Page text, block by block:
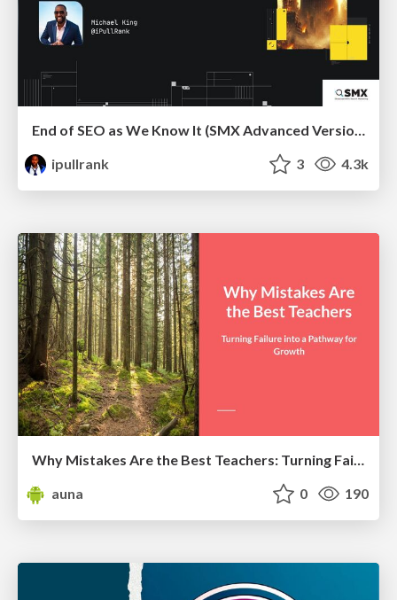
End of SEO as We Know It (SMX Advanced Version)
ipullrank
3 4.3k
Why Mistakes Are the Best Teachers: Turning Failure into a Pathway for Growth
auna
0 190